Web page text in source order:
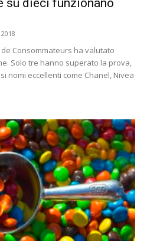
Consommateurs ha valutato
Solo tre hanno superato la prova,
nomi eccellenti come Chanel, Nivea